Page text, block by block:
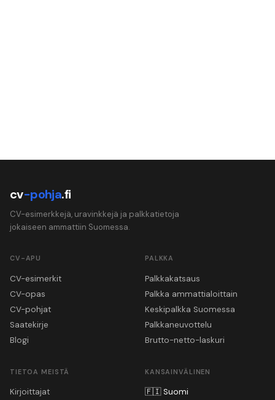
cv-pohja.fi
CV-esimerkkejä, uravinkkejä ja palkkatietoja
jokaiseen ammattiin Suomessa.
CV-APU
CV-esimerkit
CV-opas
CV-pohjat
Saatekirje
Blogi
PALKKA
Palkkakatsaus
Palkka ammattialoittain
Keskipalkka Suomessa
Palkkaneuvottelu
Brutto-netto-laskuri
TIETOA MEISTÄ
Kirjoittajat
KANSAINVÄLINEN
🇫🇮 Suomi